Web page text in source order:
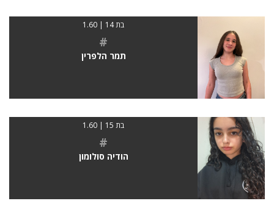
בת 14 | 1.60
#
תמר הלפרין
בת 15 | 1.60
#
הודיה סולומון